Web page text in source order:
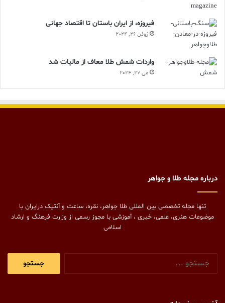
فیروزه، از ایران باستان تا اقتصاد جهانی
ژوئن 26, 2024
واردات شمش طلا معاف از مالیات شد
می 27, 2024
درباره مجله طلا و جواهر
تنها مجله تخصصی بین المللی طلا جواهر، نقره، ساعت و آنتیک درایران با
موضوعات هنری، علمی، خبری ، آموزشی با مجوز رسمی از وزارت فرهنگ و ارشاد
اسلامی